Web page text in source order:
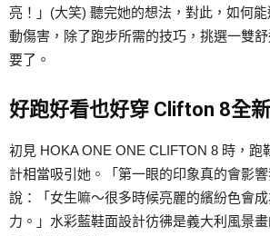
亮！」(大笑) 聽完她的想法，對此，如何
動傷害，除了跑步所需的技巧，挑選一雙
要了。
好跑好看也好穿 Clifton 8全
初見 HOKA ONE ONE CLIFTON 8 時，跑
計相當吸引她。「第一眼的印象真的會影
說：「女生嘛～很多時候亮麗的繽紛色會
力。」水彩藍鞋面設計彷彿是義大利風景